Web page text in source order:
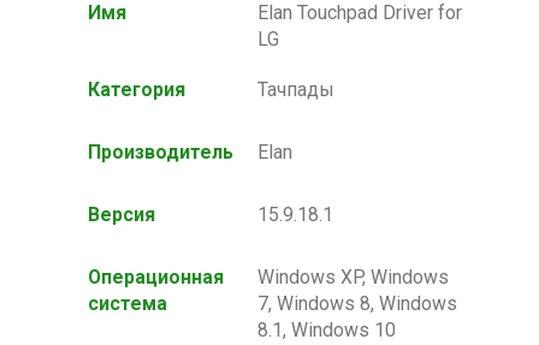
Имя
Elan Touchpad Driver for
LG
Категория Тачпады
Производитель Elan
Версия 15.9.18.1
Операционная
система
Windows XP, Windows
7, Windows 8, Windows
8.1, Windows 10